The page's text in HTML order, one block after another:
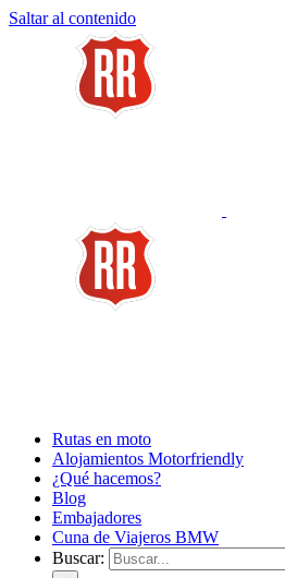
Saltar al contenido
Rutas en moto
Alojamientos Motorfriendly
¿Qué hacemos?
Blog
Embajadores
Cuna de Viajeros BMW
Buscar: